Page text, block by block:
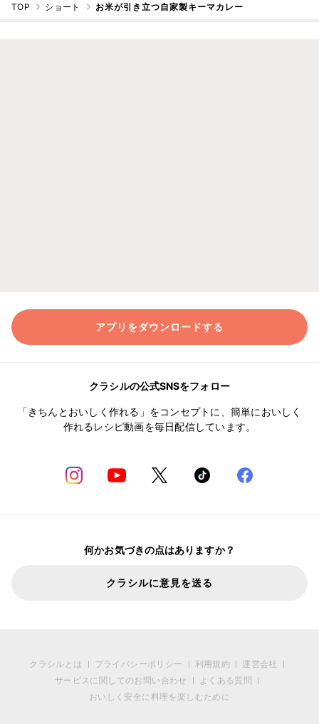
TOP ショート お米が引き立つ自家製キーマカレー
アプリをダウンロードする
クラシルの公式SNSをフォロー
「きちんとおいしく作れる」をコンセプトに、簡単においしく
作れるレシピ動画を毎日配信しています。
何かお気づきの点はありますか？
クラシルに意見を送る
クラシルとは プライバシーポリシー 利用規約
運営会社
サービスに関してのお問い合わせ
よくある質問
おいしく安全に料理を楽しむために